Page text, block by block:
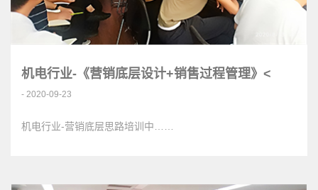
机电行业-《营销底层设计+销售过程管理》<
- 2020-09-23
机电行业-营销底层思路培训中……